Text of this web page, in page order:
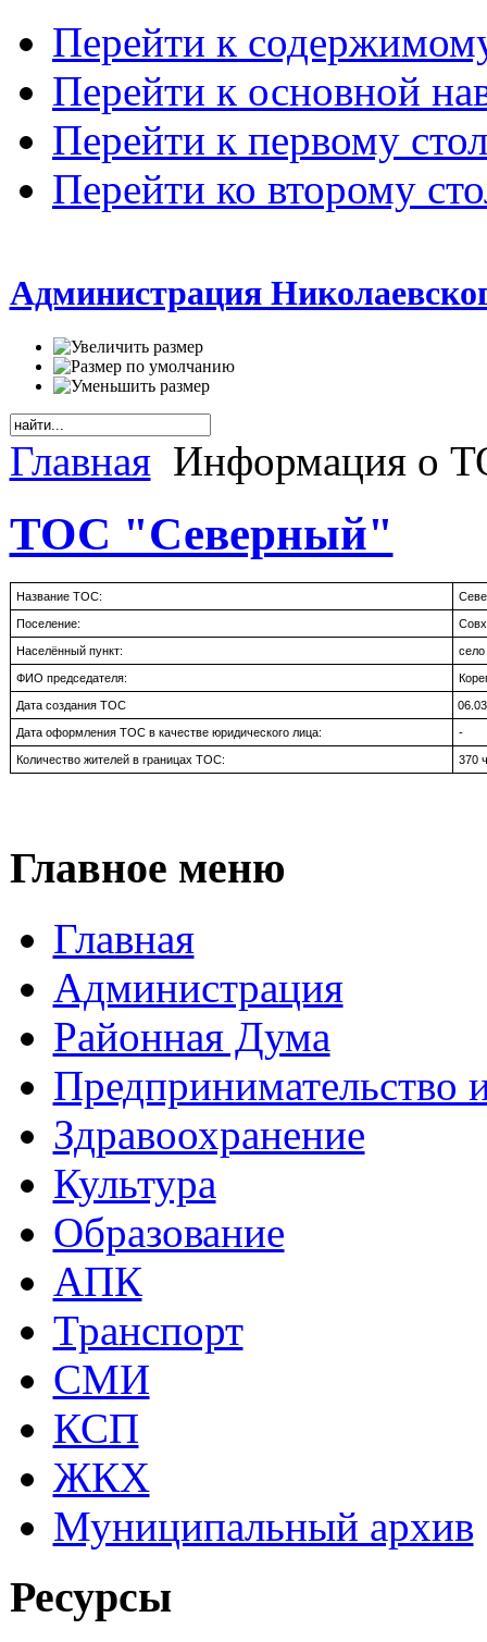
Перейти к
Перейти к основной
Перейти к первому
Перейти ко второму
Администрация
Главная Информация о
ТОС "Северный"
Название ТОС:
Поселение:
Населённый пункт: село
ФИО председателя:
Дата создания ТОС
Дата оформления ТОС в качестве юридического лица: -
Количество жителей в границах ТОС: 370
Главное меню
Главная
Администрация
Районная Дума
Предпринимательство
Здравоохранение
Культура
Образование
АПК
Транспорт
СМИ
КСП
ЖКХ
Муниципальный архив
Ресурсы